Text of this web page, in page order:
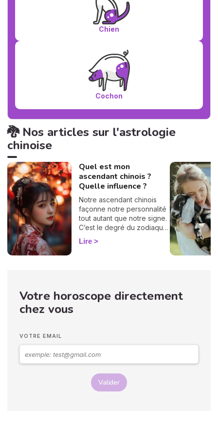
Chien
Cochon
🐉 Nos articles sur l'astrologie
chinoise
Quel est mon
ascendant chinois ?
Quelle influence ?
Notre ascendant chinois
façonne notre personnalité
tout autant que notre signe.
C’est le degré du zodiaque
qui montait au-dessus de
l’horizon au moment de
simplement besoin de
connaître votre date de
Lire
Votre horoscope directement
chez vous
VOTRE EMAIL
Valider